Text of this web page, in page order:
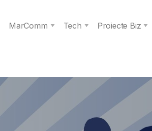
MarComm Tech
Proiecte Biz